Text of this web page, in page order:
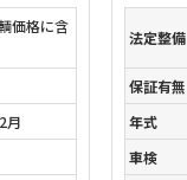
価格に含
月
法定整備
保証有無
年式
車検